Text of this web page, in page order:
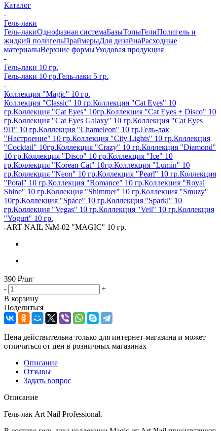
Каталог
-
Гель-лаки
Гель-лакиОднофазная системаБазыТопыГелиПолигель и
жидкий полигельПраймерыДля дизайнаРасходные
материалыВерхние формыУходовая продукция
-
Гель-лаки 10 гр.
Гель-лаки 10 гр.Гель-лаки 5 гр.
-
Коллекция "Magic" 10 гр.
Коллекция "Classic" 10 гр.Коллекция "Cat Eyes" 10
гр.Коллекция "Cat Eyes" 10гр.Коллекция "Cat Eyes + Disco" 10
гр.Коллекция "Cat Eyes Galaxy" 10 гр.Коллекция "Cat Eyes
9D" 10 гр.Коллекция "Chameleon" 10 гр.Гель-лак
"Настроение" 10 гр.Коллекция "City Lights" 10 гр.Коллекция
"Cocktail" 10гр.Коллекция "Crazy" 10 гр.Коллекция "Diamond"
10 гр.Коллекция "Disco" 10 гр.Коллекция "Ice" 10
гр.Коллекция "Korean Cat" 10гр.Коллекция "Lumin" 10
гр.Коллекция "Neon" 10 гр.Коллекция "Pearl" 10 гр.Коллекция
"Potal" 10 гр.Коллекция "Romance" 10 гр.Коллекция "Royal
Shine" 10 гр.Коллекция "Shimmer" 10 гр.Коллекция "Smuzy"
10гр.Коллекция "Space" 10 гр.Коллекция "Sparkl" 10
гр.Коллекция "Vegas" 10 гр.Коллекция "Veil" 10 гр.Коллекция
"Yogurt" 10 гр.
-ART NAIL №M-02 "MAGIC" 10 гр.
390 ₽/шт
-
+
В корзину
Поделиться
Цена действительна только для интернет-магазина и может
отличаться от цен в розничных магазинах
Описание
Отзывы
Задать вопрос
Описание
Гель-лак Art Nail Professional.